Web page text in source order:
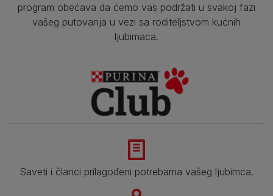
program obećava da ćemo vas podržati u svakoj fazi
vašeg putovanja u vezi sa roditeljstvom kućnih
ljubimaca.
Saveti i članci prilagođeni potrebama vašeg ljubimca.